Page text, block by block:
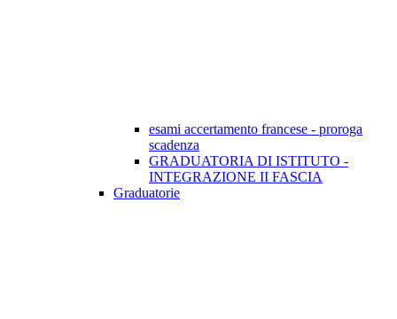
esami accertamento francese - proroga
scadenza
GRADUATORIA DI ISTITUTO -
INTEGRAZIONE II FASCIA
Graduatorie